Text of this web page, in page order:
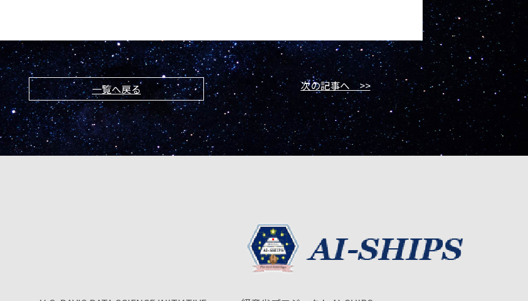
一覧へ戻る 次の記事へ >>